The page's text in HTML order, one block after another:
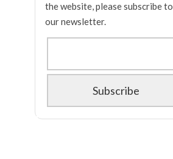
the website, please subscribe to
our newsletter.